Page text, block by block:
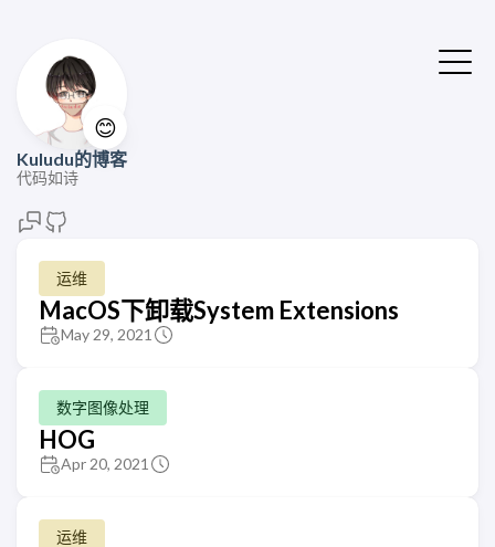
😊
Kuludu的博客
代码如诗
运维
MacOS下卸载System Extensions
May 29, 2021
数字图像处理
HOG
Apr 20, 2021
运维